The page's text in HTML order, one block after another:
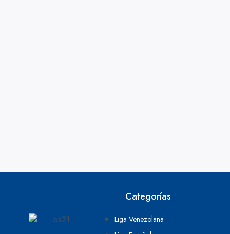
Categorías
Liga Venezolana